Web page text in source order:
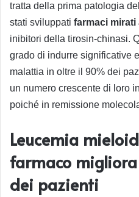
tratta della prima patologia
stati sviluppati farmaci
inibitori della tirosin-chinasi.
grado di indurre significative
malattia in oltre il 90% dei
un numero crescente di loro
poiché in remissione
Leucemia
farmaco
dei pazienti